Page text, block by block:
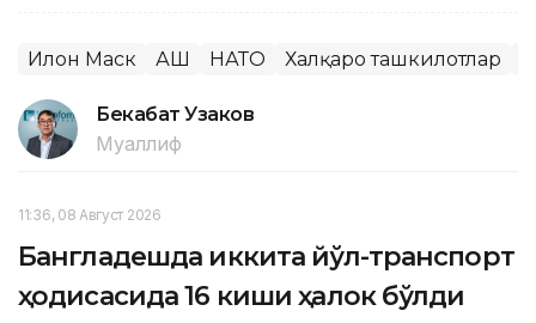
Илон Маск АҚШ НАТО Халқаро ташкилотлар
Бекабат Узаков
Муаллиф
11:36, 08 Август 2026
Бангладешда иккита йўл-транспорт
ҳодисасида 16 киши ҳалок бўлди